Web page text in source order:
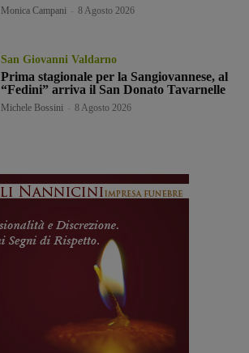
Monica Campani 8 Agosto 2026
San Giovanni Valdarno
Prima stagionale per la Sangiovannese, al
“Fedini” arriva il San Donato Tavarnelle
Michele Bossini 8 Agosto 2026